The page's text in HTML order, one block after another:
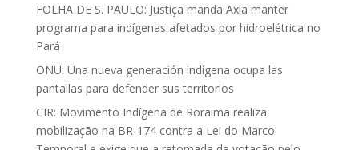
FOLHA DE S. PAULO: Justiça manda Axia manter
programa para indígenas afetados por hidroelétrica no
Pará
ONU: Una nueva generación indígena ocupa las
pantallas para defender sus territorios
CIR: Movimento Indígena de Roraima realiza
mobilização na BR-174 contra a Lei do Marco